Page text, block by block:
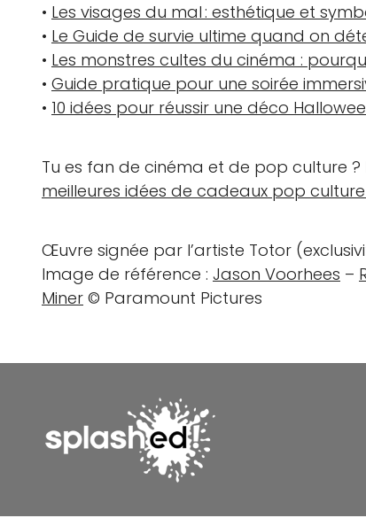
• Les visages du mal : esthétique et
• Le Guide de survie ultime quand on
• Les monstres cultes du cinéma :
• Guide pratique pour une soirée
• 10 idées pour réussir une déco
Tu es fan de cinéma et de pop culture ?
meilleures idées de cadeaux pop
Œuvre signée par l’artiste Totor
Image de référence : Jason Voorhees –
Miner © Paramount Pictures